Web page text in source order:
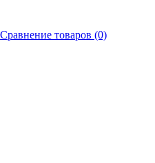
Сравнение товаров (0)